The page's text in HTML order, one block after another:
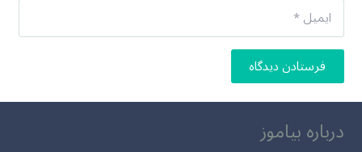
فرستادن دیدگاه
درباره بیاموز